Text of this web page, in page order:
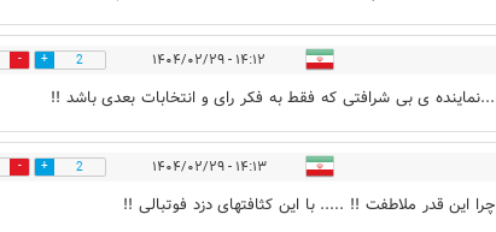
۱۴:۱۲ - ۱۴۰۴/۰۲/۲۹ 2
...نماینده ی بی شرافتی که فقط به فکر رای و انتخابات بعدی باشد !!
۱۴:۱۳ - ۱۴۰۴/۰۲/۲۹ 2
چرا این قدر ملاطفت !! ..... با این کثافتهای دزد فوتبالی !!